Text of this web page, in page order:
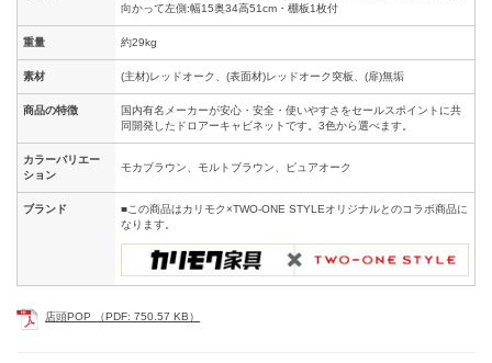
向かって左側:幅15奥34高51cm・棚板1枚付
重量 約29kg
素材 (主材)レッドオーク、(表面材)レッドオーク突板、(扉)無垢
商品の特徴
国内有名メーカーが安心・安全・使いやすさをセールスポイントに共
同開発したドロアーキャビネットです。3色から選べます。
カラーバリエー
ション
モカブラウン、モルトブラウン、ピュアオーク
ブランド
■この商品はカリモク×TWO-ONE STYLEオリジナルとのコラボ商品に
なります。
店頭POP （PDF: 750.57 KB）